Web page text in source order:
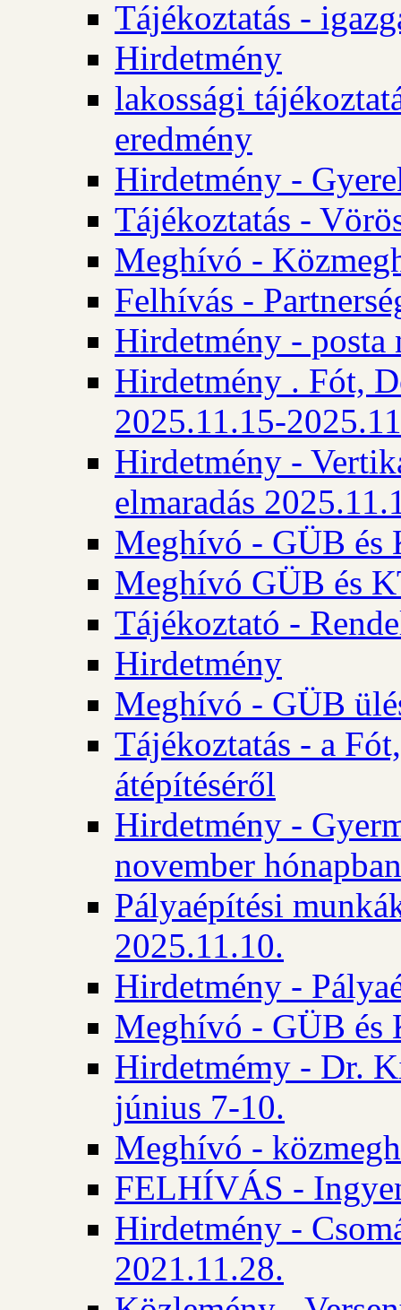
Tájékoztatás -
Hirdetmény
lakossági
eredmény
Hirdetmény -
Tájékoztatás -
Meghívó -
Felhívás -
Hirdetmény - posta
Hirdetmény . Fót,
2025.11.15-
Hirdetmény -
elmaradás
Meghívó - GÜB és
Meghívó GÜB és
Tájékoztató -
Hirdetmény
Meghívó - GÜB
Tájékoztatás - a
átépítéséről
Hirdetmény -
november hónapban
Pályaépítési
2025.11.10.
Hirdetmény -
Meghívó - GÜB és
Hirdetmémy - Dr.
június 7-10.
Meghívó -
FELHÍVÁS -
Hirdetmény -
2021.11.28.